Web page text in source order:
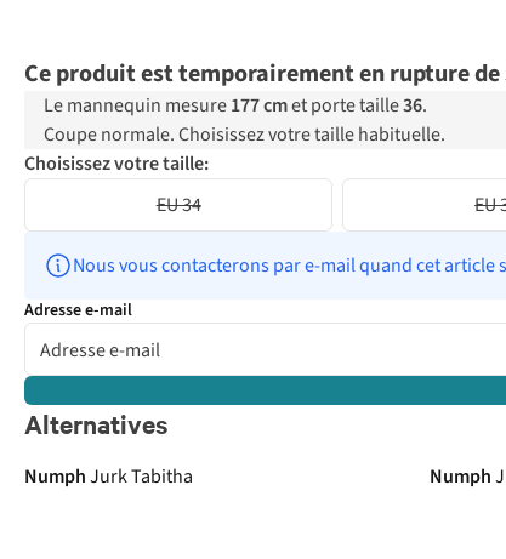
Ce produit est temporairement en rupture
Le mannequin mesure177 cmet porte taille36.
Coupe normale. Choisissez votre taille habituelle.
Choisissez votre taille:
EU 34
EU
Nous vous contacterons par e-mail quand cet article
Adresse e-mail
Alternatives
NumphJurk Tabitha Numph